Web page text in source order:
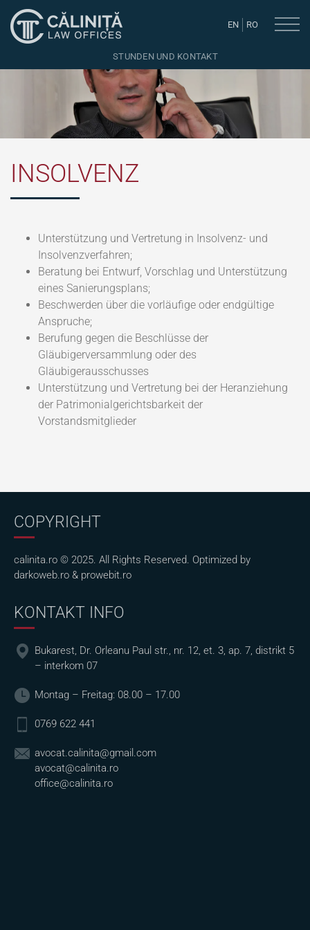
EN RO
STUNDEN UND KONTAKT
INSOLVENZ
Unterstützung und Vertretung in Insolvenz- und
Insolvenzverfahren;
Beratung bei Entwurf, Vorschlag und Unterstützung
eines Sanierungsplans;
Beschwerden über die vorläufige oder endgültige
Anspruche;
Berufung gegen die Beschlüsse der
Gläubigerversammlung oder des
Gläubigerausschusses
Unterstützung und Vertretung bei der Heranziehung
der Patrimonialgerichtsbarkeit der
Vorstandsmitglieder
KONTAKT INFO
Bukarest, Dr. Orleanu Paul str., nr. 12, et. 3, ap. 7, distrikt 5
– interkom 07
Montag – Freitag: 08.00 – 17.00
0769 622 441
avocat.calinita@gmail.com
avocat@calinita.ro
office@calinita.ro
COPYRIGHT
calinita.ro © 2025. All Rights Reserved. Optimized by
darkoweb.ro & prowebit.ro